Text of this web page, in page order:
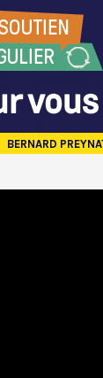
BERNARD